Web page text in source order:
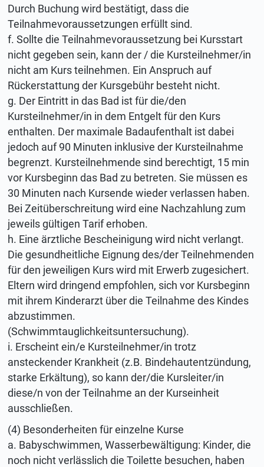
Durch Buchung wird bestätigt, dass die
Teilnahmevoraussetzungen erfüllt sind.
f. Sollte die Teilnahmevoraussetzung bei Kursstart
nicht gegeben sein, kann der / die Kursteilnehmer/in
nicht am Kurs teilnehmen. Ein Anspruch auf
Rückerstattung der Kursgebühr besteht nicht.
g. Der Eintritt in das Bad ist für die/den
Kursteilnehmer/in in dem Entgelt für den Kurs
enthalten. Der maximale Badaufenthalt ist dabei
jedoch auf 90 Minuten inklusive der Kursteilnahme
begrenzt. Kursteilnehmende sind berechtigt, 15 min
vor Kursbeginn das Bad zu betreten. Sie müssen es
30 Minuten nach Kursende wieder verlassen haben.
Bei Zeitüberschreitung wird eine Nachzahlung zum
jeweils gültigen Tarif erhoben.
h. Eine ärztliche Bescheinigung wird nicht verlangt.
Die gesundheitliche Eignung des/der Teilnehmenden
für den jeweiligen Kurs wird mit Erwerb zugesichert.
Eltern wird dringend empfohlen, sich vor Kursbeginn
mit ihrem Kinderarzt über die Teilnahme des Kindes
abzustimmen.
(Schwimmtauglichkeitsuntersuchung).
i. Erscheint ein/e Kursteilnehmer/in trotz
ansteckender Krankheit (z.B. Bindehautentzündung,
starke Erkältung), so kann der/die Kursleiter/in
diese/n von der Teilnahme an der Kurseinheit
ausschließen.
(4) Besonderheiten für einzelne Kurse
a. Babyschwimmen, Wasserbewältigung: Kinder, die
noch nicht verlässlich die Toilette besuchen, haben